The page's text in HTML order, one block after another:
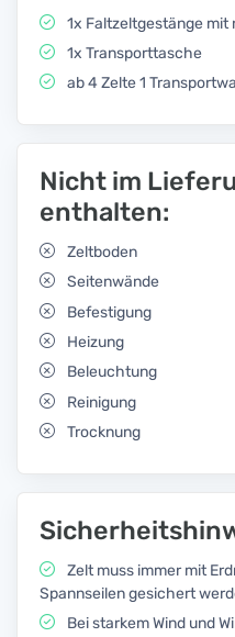
1x Faltzeltgestänge
1x Transporttasche
ab 4 Zelte 1
Nicht im
enthalten:
Zeltboden
Seitenwände
Befestigung
Heizung
Beleuchtung
Reinigung
Trocknung
Zelt muss immer mit
Spannseilen gesichert
Bei starkem Wind und